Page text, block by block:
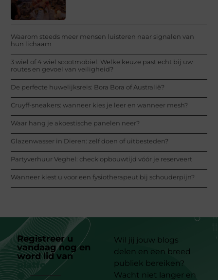
Waarom steeds meer mensen luisteren naar signalen van
hun lichaam
3 wiel of 4 wiel scootmobiel. Welke keuze past echt bij uw
routes en gevoel van veiligheid?
De perfecte huwelijksreis: Bora Bora of Australië?
Cruyff-sneakers: wanneer kies je leer en wanneer mesh?
Waar hang je akoestische panelen neer?
Glazenwasser in Dieren: zelf doen of uitbesteden?
Partyverhuur Veghel: check opbouwtijd vóór je reserveert
Wanneer kiest u voor een fysiotherapeut bij schouderpijn?
Registreer u
vandaag nog en
word lid van
platform
Wil jij jouw blogs
delen en een breed
publiek bereiken?
Wacht niet langer en